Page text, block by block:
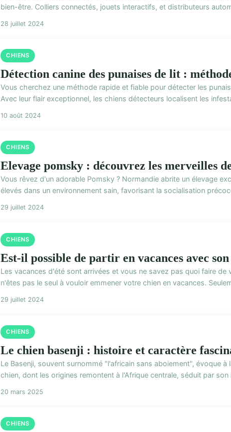
bien-être. Colliers connectés, jouets interactifs, et distributeurs
28 juillet 2024
CHIENS
Détection canine des punaises de lit :
Vous cherchez une méthode rapide et fiable pour détecter les
Avec leur flair exceptionnel, les chiens détecteurs localisent les
10 août 2024
CHIENS
Elevage pomsky : découvrez les merveilles
Vous rêvez d'un adorable Pomsky ? Normandie abrite un élevage
élevés dans un environnement sain, favorisant la socialisation
29 juillet 2024
CHIENS
Est-il possible de partir en vacances avec
Les vacances d'été sont arrivées et vous ne savez pas quoi faire
n'êtes pas le seul à vouloir emmener votre chien en vacances.
29 juillet 2024
CHIENS
Le chien basenji : histoire et caractère
Le Basenji, souvent surnommé "l'africain sans aboiement", évoque
chien, dont les origines remontent à l'Afrique centrale, séduit par son
20 mars 2025
CHIENS